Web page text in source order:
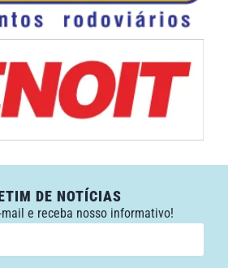
DE NOTÍCIAS
e receba nosso informativo!